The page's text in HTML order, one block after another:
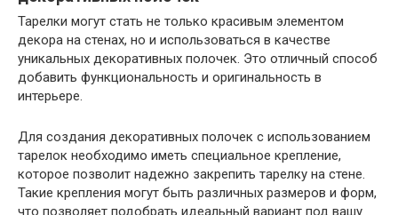
Тарелки могут стать не только красивым элементом
декора на стенах, но и использоваться в качестве
уникальных декоративных полочек. Это отличный способ
добавить функциональность и оригинальность в
интерьере.
Для создания декоративных полочек с использованием
тарелок необходимо иметь специальное крепление,
которое позволит надежно закрепить тарелку на стене.
Такие крепления могут быть различных размеров и форм,
что позволяет подобрать идеальный вариант под вашу